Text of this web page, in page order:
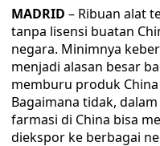
MADRID – Ribuan alat
tanpa lisensi buatan
negara. Minimnya
menjadi alasan besar
memburu produk
Bagaimana tidak,
farmasi di China bisa
diekspor ke berbagai